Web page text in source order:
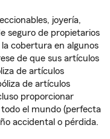
joyería,
seguro de propietarios
cobertura en algunos
de que sus artículos
de artículos
de artículos
proporcionar
el mundo (perfecta
accidental o pérdida.